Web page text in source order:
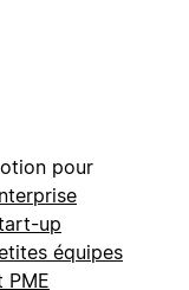
pour
up
équipes
PME